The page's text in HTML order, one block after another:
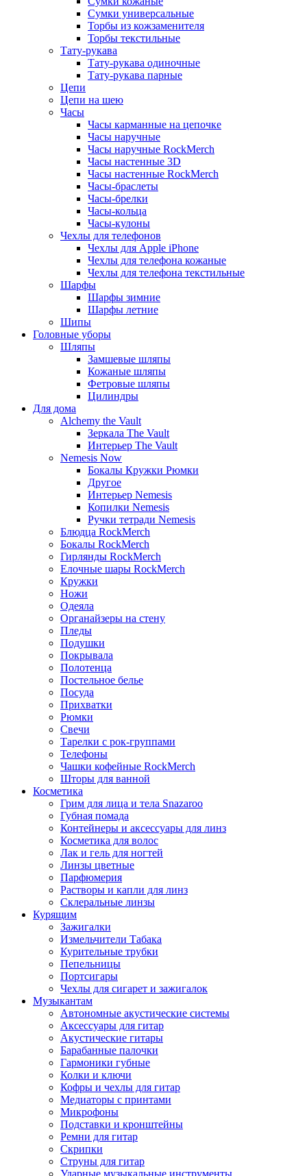
Сумки универсальные
Торбы из кожзаменителя
Торбы текстильные
Тату-рукава
Тату-рукава одиночные
Тату-рукава парные
Цепи
Цепи на шею
Часы
Часы карманные на цепочке
Часы наручные
Часы наручные RockMerch
Часы настенные 3D
Часы настенные RockMerch
Часы-браслеты
Часы-брелки
Часы-кольца
Часы-кулоны
Чехлы для телефонов
Чехлы для Apple iPhone
Чехлы для телефона кожаные
Чехлы для телефона текстильные
Шарфы
Шарфы зимние
Шарфы летние
Шипы
Головные уборы
Шляпы
Замшевые шляпы
Кожаные шляпы
Фетровые шляпы
Цилиндры
Для дома
Alchemy the Vault
Зеркала The Vault
Интерьер The Vault
Nemesis Now
Бокалы Кружки Рюмки
Другое
Интерьер Nemesis
Копилки Nemesis
Ручки тетради Nemesis
Блюдца RockMerch
Бокалы RockMerch
Гирлянды RockMerch
Елочные шары RockMerch
Кружки
Ножи
Одеяла
Органайзеры на стену
Пледы
Подушки
Покрывала
Полотенца
Постельное белье
Посуда
Прихватки
Рюмки
Свечи
Тарелки с рок-группами
Телефоны
Чашки кофейные RockMerch
Шторы для ванной
Косметика
Грим для лица и тела Snazaroo
Губная помада
Контейнеры и аксессуары для линз
Косметика для волос
Лак и гель для ногтей
Линзы цветные
Парфюмерия
Растворы и капли для линз
Склеральные линзы
Курящим
Зажигалки
Измельчители Табака
Курительные трубки
Пепельницы
Портсигары
Чехлы для сигарет и зажигалок
Музыкантам
Автономные акустические системы
Аксессуары для гитар
Акустические гитары
Барабанные палочки
Гармоники губные
Колки и ключи
Кофры и чехлы для гитар
Медиаторы с принтами
Микрофоны
Подставки и кронштейны
Ремни для гитар
Скрипки
Струны для гитар
Ударные музыкальные инструменты